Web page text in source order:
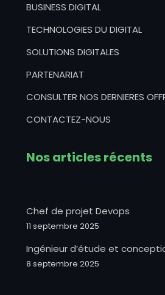
BUSINESS DIGITAL
TECHNOLOGIES DU DIGITAL
SOLUTIONS DIGITALES
PARTENARIAT
CONSULTER NOS DERNIERES
CONTACTEZ-NOUS
Nos articles récents
Chef de projet Devops
11 septembre 2025
Ingénieur d’étude et
8 septembre 2025